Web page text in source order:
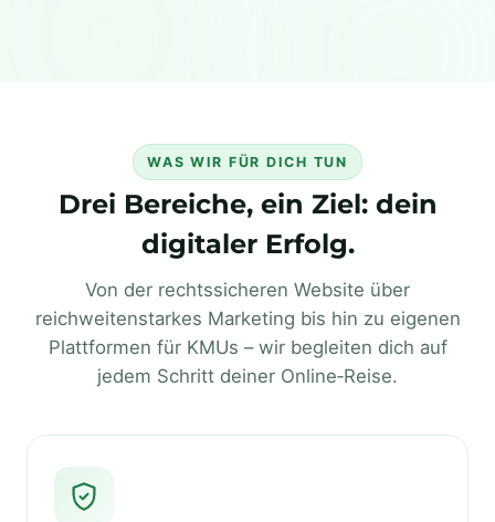
WAS WIR FÜR DICH TUN
Drei Bereiche, ein Ziel: dein
digitaler Erfolg.
Von der rechtssicheren Website über
reichweitenstarkes Marketing bis hin zu eigenen
Plattformen für KMUs – wir begleiten dich auf
jedem Schritt deiner Online‑Reise.